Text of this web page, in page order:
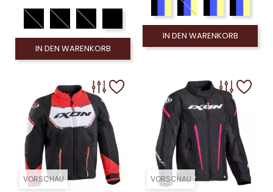
IN DEN WARENKORB
IN DEN WARENKORB
VORSCHAU VORSCHAU